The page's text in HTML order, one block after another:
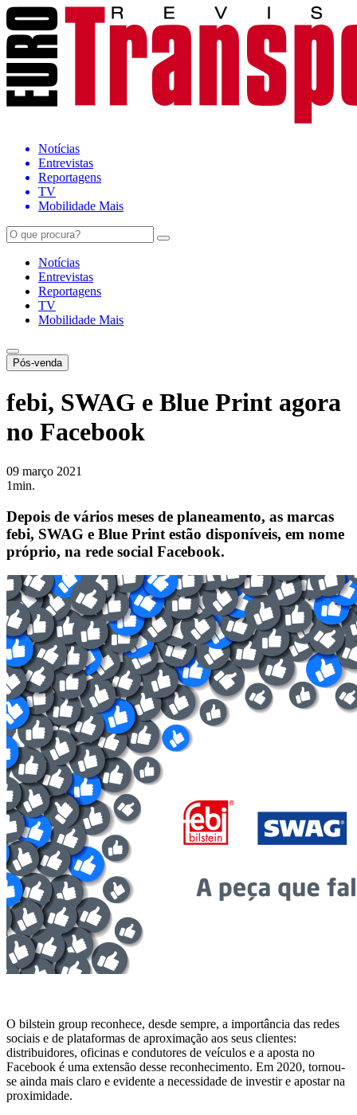
Notícias
Entrevistas
Reportagens
TV
Mobilidade Mais
Notícias
Entrevistas
Reportagens
TV
Mobilidade Mais
Pós-venda
febi, SWAG e Blue Print agora
no Facebook
09 março 2021
1min.
Depois de vários meses de planeamento, as marcas
febi, SWAG e Blue Print estão disponíveis, em nome
próprio, na rede social Facebook.
O bilstein group reconhece, desde sempre, a importância das redes
sociais e de plataformas de aproximação aos seus clientes:
distribuidores, oficinas e condutores de veículos e a aposta no
Facebook é uma extensão desse reconhecimento. Em 2020, tornou-
se ainda mais claro e evidente a necessidade de investir e apostar na
proximidade.